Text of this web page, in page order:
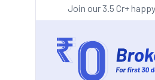
Join our 3.5 Cr+